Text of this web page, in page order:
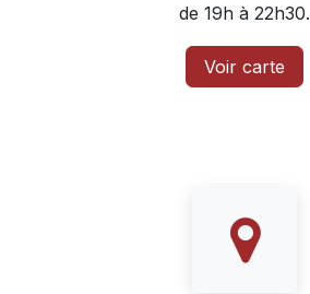
de 19h à 22h30.
Voir carte